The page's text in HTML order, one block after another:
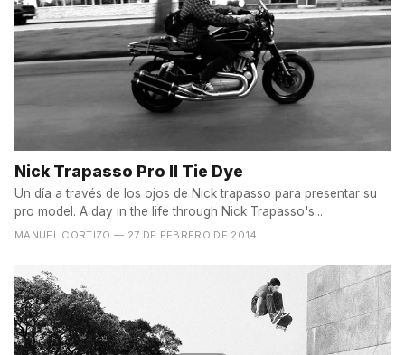
Nick Trapasso Pro II Tie Dye
Un día a través de los ojos de Nick trapasso para presentar su
pro model. A day in the life through Nick Trapasso's...
MANUEL CORTIZO — 27 DE FEBRERO DE 2014